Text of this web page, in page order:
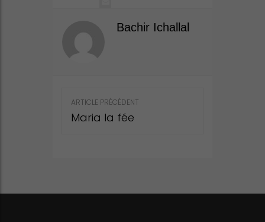
Bachir Ichallal
Post
navigation
ARTICLE PRÉCÉDENT
Maria la fée